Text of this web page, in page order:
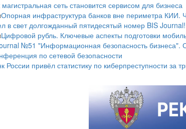
магистральная сеть становится сервисом для бизнеса
Опорная инфраструктура банков вне периметра КИИ.
в свет долгожданный пятидесятый номер BIS Journal!
Цифровой рубль. Ключевые аспекты подготовки
№51 "Информационная безопасность бизнеса".
по сетевой безопасности
России привёл статистику по киберпреступности за